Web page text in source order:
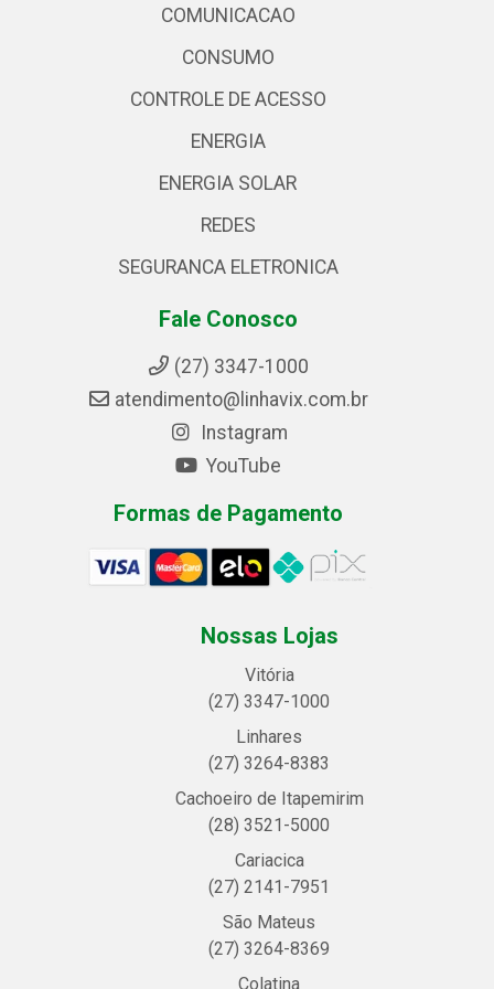
COMUNICACAO
CONSUMO
CONTROLE DE ACESSO
ENERGIA
ENERGIA SOLAR
REDES
SEGURANCA ELETRONICA
Fale Conosco
(27) 3347-1000
atendimento@linhavix.com.br
Instagram
YouTube
Formas de Pagamento
Nossas Lojas
Vitória
(27) 3347-1000
Linhares
(27) 3264-8383
Cachoeiro de Itapemirim
(28) 3521-5000
Cariacica
(27) 2141-7951
São Mateus
(27) 3264-8369
Colatina